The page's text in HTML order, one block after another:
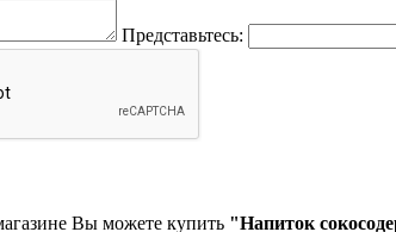
Представьтесь:
Вы можете купить "Напиток